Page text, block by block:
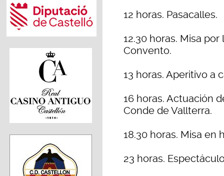
12 horas. Pasacalles.
12.30 horas. Misa
Convento.
13 horas. Aperitivo a
16 horas. Actuación
Conde de Vallterra.
18.30 horas. Misa en
23 horas.